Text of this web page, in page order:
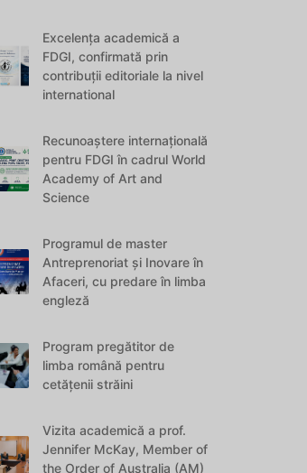
Excelența academică a
FDGI, confirmată prin
contribuții editoriale la nivel
international
Recunoaștere internațională
pentru FDGI în cadrul World
Academy of Art and
Science
Programul de master
Antreprenoriat și Inovare în
Afaceri, cu predare în limba
engleză
Program pregătitor de
limba română pentru
cetățenii străini
Vizita academică a prof.
Jennifer McKay, Member of
the Order of Australia (AM)